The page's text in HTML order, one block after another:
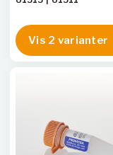
Vis 2 varianter